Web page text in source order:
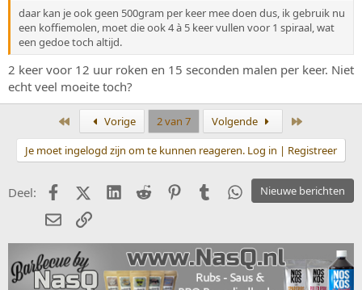
daar kan je ook geen 500gram per keer mee doen dus, ik gebruik nu
een koffiemolen, moet die ook 4 à 5 keer vullen voor 1 spiraal, wat
een gedoe toch altijd.
2 keer voor 12 uur roken en 15 seconden malen per keer. Niet
echt veel moeite toch?
Eerste Vorige 2 van 7 Volgende
Je moet ingelogd zijn om te kunnen reageren. Log in | Registreer
Nieuwe berichten
Deel: FacebookX (Twitter)
LinkedIn
Reddit PinterestTumblrWhatsApp
E-mailkoppeling